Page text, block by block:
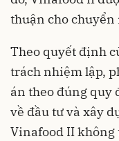
thuận cho chuyển
Theo quyết định
trách nhiệm lập,
án theo đúng quy
về đầu tư và xây
Vinafood II